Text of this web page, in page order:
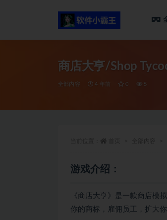
商店大亨/Shop
全部内容 4 年前 0 5
游戏介绍：
《商店大亨》是一款商店模
你的商标，雇佣员工，扩大